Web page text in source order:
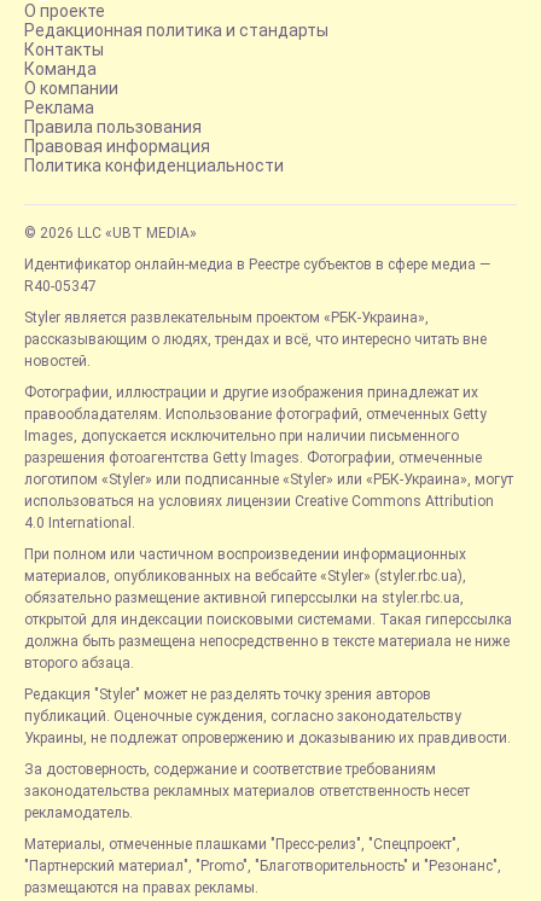
О проекте
Редакционная политика и стандарты
Контакты
Команда
О компании
Реклама
Правила пользования
Правовая информация
Политика конфиденциальности
© 2026 LLC «UBT MEDIA»
Идентификатор онлайн-медиа в Реестре субъектов в сфере медиа —
R40-05347
Styler является развлекательным проектом «РБК-Украина»,
рассказывающим о людях, трендах и всё, что интересно читать вне
новостей.
Фотографии, иллюстрации и другие изображения принадлежат их
правообладателям. Использование фотографий, отмеченных Getty
Images, допускается исключительно при наличии письменного
разрешения фотоагентства Getty Images. Фотографии, отмеченные
логотипом «Styler» или подписанные «Styler» или «РБК-Украина», могут
использоваться на условиях лицензии Creative Commons Attribution
4.0 International.
При полном или частичном воспроизведении информационных
материалов, опубликованных на вебсайте «Styler» (styler.rbc.ua),
обязательно размещение активной гиперссылки на styler.rbc.ua,
открытой для индексации поисковыми системами. Такая гиперссылка
должна быть размещена непосредственно в тексте материала не ниже
второго абзаца.
Редакция "Styler" может не разделять точку зрения авторов
публикаций. Оценочные суждения, согласно законодательству
Украины, не подлежат опровержению и доказыванию их правдивости.
За достоверность, содержание и соответствие требованиям
законодательства рекламных материалов ответственность несет
рекламодатель.
Материалы, отмеченные плашками "Пресс-релиз", "Спецпроект",
"Партнерский материал", "Promo", "Благотворительность" и "Резонанс",
размещаются на правах рекламы.